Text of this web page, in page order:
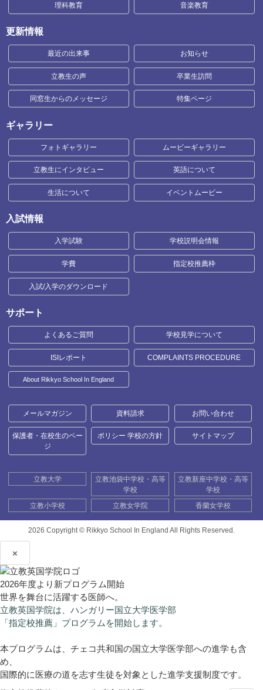
理科教育 音楽教育
更新情報
最近の出来事 お知らせ
立教生の声 卒業生訪問
同窓生からのメッセージ 特集ページ
ギャラリー
フォトギャラリー ムービーギャラリー
立教生にインタビュー 英語について
生活について イベントムービー
入試情報
入学試験 学校説明会情報
学費 指定校推薦枠
入試/入学のダウンロード
サポート
よくあるご質問 学校見学について
ISIレポート COMPLAINTS PROCEDURE
About Rikkyo School In England
メールマガジン 資料請求 お問い合わせ
保護者・在校生のペー
ジ
ポリシー 学校の方針 サイトマップ
立教大学
立教池袋中学校・高等
学校
立教新座中学校・高等
学校
立教小学校
立教女学院 香蘭女学校
2026 Copyright © Rikkyo School In England All Rights Reserved.
×
2026年度より新プログラム開始
世界を舞台に活躍する医師へ。
立教英国学院は、ハンガリー国立大学医学部
「指定校推薦」プログラムを開始します。
本プログラムは、チェコ共和国の国立大学医学部への進学も含
め、
国際的に医療の道を志す生徒を対象とした進学支援制度です。